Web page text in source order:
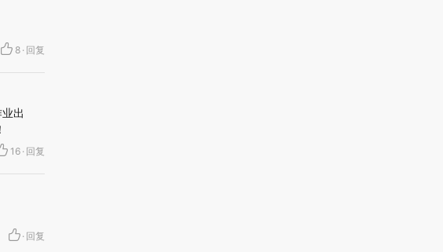
8 · 回复
出
16 · 回复
· 回复